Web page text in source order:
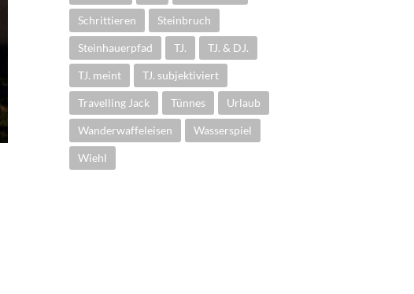
Schrittieren Steinbruch
Steinhauerpfad TJ. TJ. & DJ.
TJ. meint TJ. subjektiviert
Travelling Jack Tünnes Urlaub
Wanderwaffeleisen Wasserspiel
Wiehl